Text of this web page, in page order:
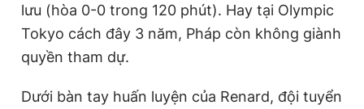
lưu (hòa 0-0 trong 120 phút). Hay tại Olympic
Tokyo cách đây 3 năm, Pháp còn không giành
quyền tham dự.
Dưới bàn tay huấn luyện của Renard, đội tuyển